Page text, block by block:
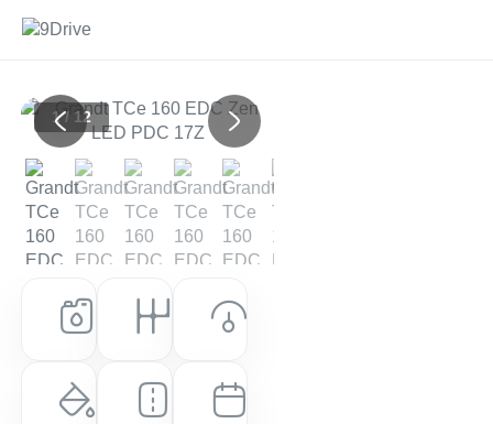
Previous Next
1 / 12
Kraftstoff
Benzin Automatik
Leistung (PS)
159 PS (117 kW)
Farbe
Gletscherweiss
Laufleistung
84.000 km
Erstzulassung
EZ: Jan. 2022